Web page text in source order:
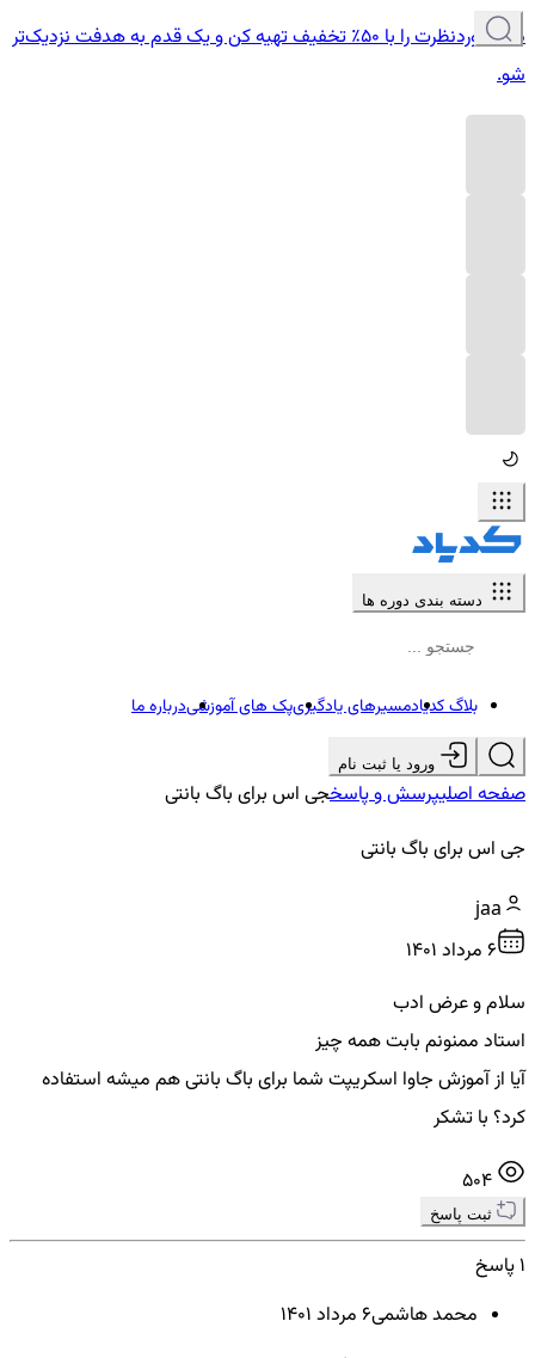
دوره موردنظرت را با ۵۰٪ تخفیف تهیه کن و یک قدم به هدفت نزدیک‌تر
شو.
دسته بندی دوره ها
بلاگ کدیادمسیرهای یادگیریپک های آموزشیدرباره ما
ورود یا ثبت نام
صفحه اصلیپرسش و پاسخجی اس برای باگ بانتی
جی اس برای باگ بانتی
jaa
6 مرداد ۱۴۰۱
سلام و عرض ادب
استاد ممنونم بابت همه چیز
آیا از آموزش جاوا اسکریپت شما برای باگ بانتی هم میشه استفاده
کرد؟ با تشکر
ثبت پاسخ
1 پاسخ
محمد هاشمی6 مرداد ۱۴۰۱